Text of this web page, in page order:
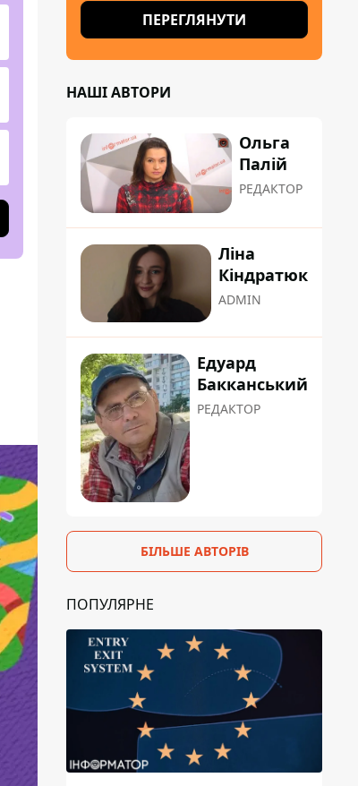
ПЕРЕГЛЯНУТИ
НАШІ АВТОРИ
Ольга
Палій
РЕДАКТОР
Ліна
Кіндратюк
ADMIN
Едуард
Бакканський
РЕДАКТОР
БІЛЬШЕ АВТОРІВ
ПОПУЛЯРНЕ